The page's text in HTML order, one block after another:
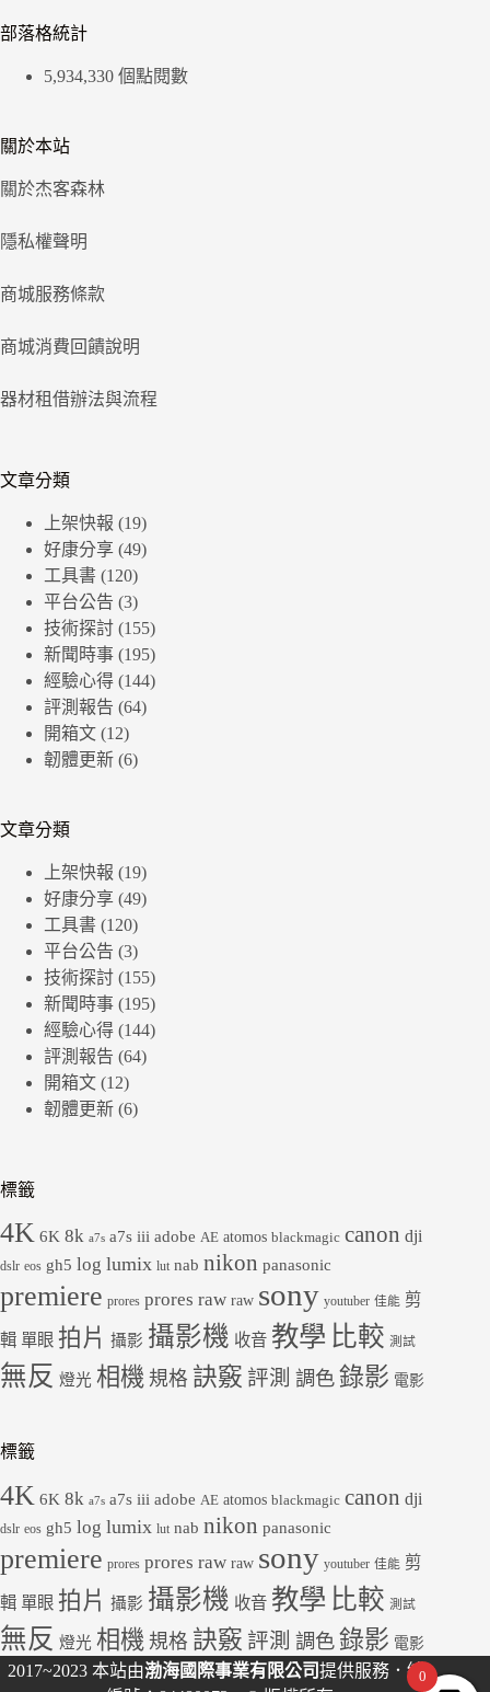
部落格統計
5,934,330 個點閱數
關於本站
關於杰客森林
隱私權聲明
商城服務條款
商城消費回饋說明
器材租借辦法與流程
文章分類
上架快報 (19)
好康分享 (49)
工具書 (120)
平台公告 (3)
技術探討 (155)
新聞時事 (195)
經驗心得 (144)
評測報告 (64)
開箱文 (12)
韌體更新 (6)
文章分類
上架快報 (19)
好康分享 (49)
工具書 (120)
平台公告 (3)
技術探討 (155)
新聞時事 (195)
經驗心得 (144)
評測報告 (64)
開箱文 (12)
韌體更新 (6)
標籤
4K 6K 8k a7s a7s iii adobe AE atomos blackmagic canon dji
dslr eos gh5 log lumix lut nab nikon panasonic
premiere prores prores raw raw sony youtuber 佳能 剪
輯 單眼 拍片 攝影 攝影機 收音 教學 比較 測試
無反 燈光 相機 規格 訣竅 評測 調色 錄影 電影
標籤
4K 6K 8k a7s a7s iii adobe AE atomos blackmagic canon dji
dslr eos gh5 log lumix lut nab nikon panasonic
premiere prores prores raw raw sony youtuber 佳能 剪
輯 單眼 拍片 攝影 攝影機 收音 教學 比較 測試
無反 燈光 相機 規格 訣竅 評測 調色 錄影 電影
2017~2023 本站由渤海國際事業有限公司提供服務．統0